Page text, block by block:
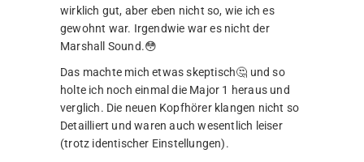
wirklich gut, aber eben nicht so, wie ich es
gewohnt war. Irgendwie war es nicht der
Marshall Sound.😳
Das machte mich etwas skeptisch🤔 und so
holte ich noch einmal die Major 1 heraus und
verglich. Die neuen Kopfhörer klangen nicht so
Detailliert und waren auch wesentlich leiser
(trotz identischer Einstellungen).